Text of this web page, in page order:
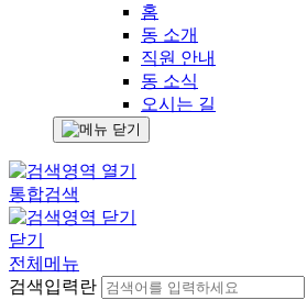
홈
동 소개
직원 안내
동 소식
오시는 길
통합검색
닫기
전체메뉴
검색입력란